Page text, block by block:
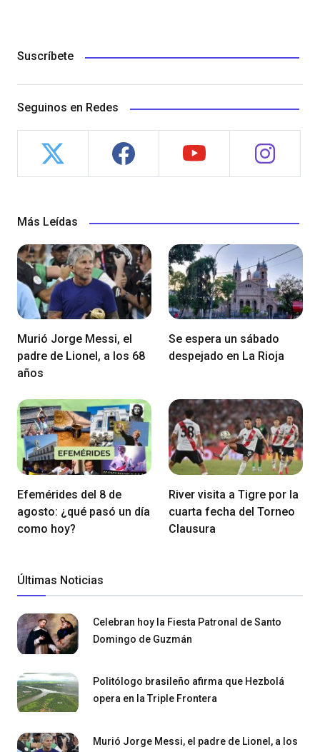
Suscríbete
Seguinos en Redes
Más Leídas
Murió Jorge Messi, el
padre de Lionel, a los 68
años
Se espera un sábado
despejado en La Rioja
Efemérides del 8 de
agosto: ¿qué pasó un día
como hoy?
River visita a Tigre por la
cuarta fecha del Torneo
Clausura
Últimas Noticias
Celebran hoy la Fiesta Patronal de Santo
Domingo de Guzmán
Politólogo brasileño afirma que Hezbolá
opera en la Triple Frontera
Murió Jorge Messi, el padre de Lionel, a los